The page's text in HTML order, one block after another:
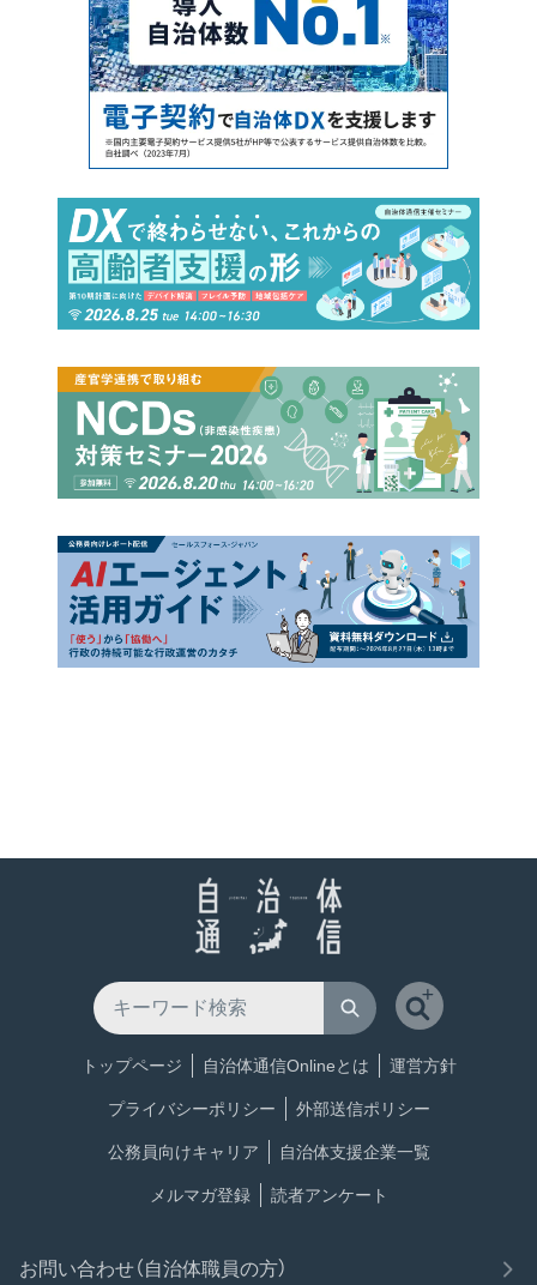
トップページ 自治体通信Onlineとは 運営方針
プライバシーポリシー 外部送信ポリシー
公務員向けキャリア 自治体支援企業一覧
メルマガ登録 読者アンケート
お問い合わせ（自治体職員の方）